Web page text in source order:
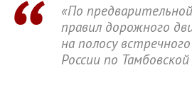
«По
правил дорожного
на полосу
России по